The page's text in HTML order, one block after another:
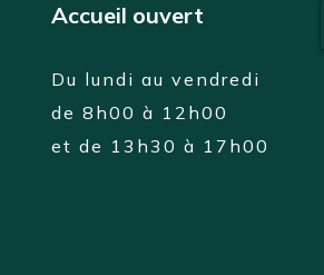
Accueil ouvert
Du lundi au vendredi
de 8h00 à 12h00
et de 13h30 à 17h00